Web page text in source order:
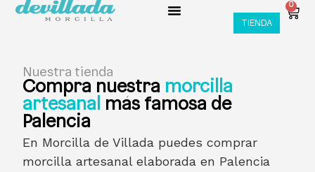
TIENDA
0
Nuestra tienda
Compra nuestra morcilla
artesanal más famosa de
Palencia
En Morcilla de Villada puedes comprar
morcilla artesanal elaborada en Palencia